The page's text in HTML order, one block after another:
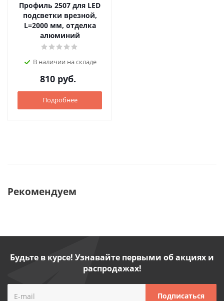
Профиль 2507 для LED
подсветки врезной,
L=2000 мм, отделка
алюминий
В наличии на складе
810 руб.
Подробнее
Рекомендуем
Будьте в курсе! Узнавайте первыми об акциях и
распродажах!